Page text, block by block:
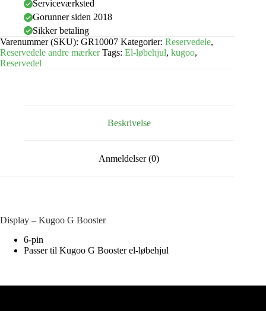
Serviceværksted
Gorunner siden 2018
Sikker betaling
Varenummer (SKU): GR10007 Kategorier: Reservedele,
Reservedele andre mærker Tags: El-løbehjul, kugoo,
Reservedel
Beskrivelse
Anmeldelser (0)
Display – Kugoo G Booster
6-pin
Passer til Kugoo G Booster el-løbehjul